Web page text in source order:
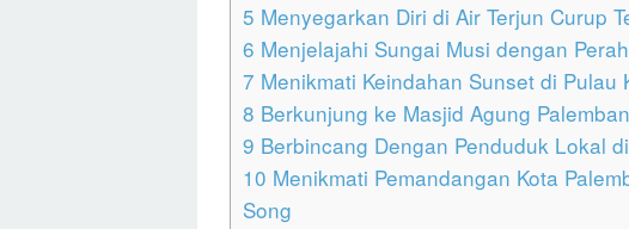
5 Menyegarkan Diri di Air Terjun Curup
6 Menjelajahi Sungai Musi dengan
7 Menikmati Keindahan Sunset di Pulau
8 Berkunjung ke Masjid Agung
9 Berbincang Dengan Penduduk Lokal
10 Menikmati Pemandangan Kota
Song